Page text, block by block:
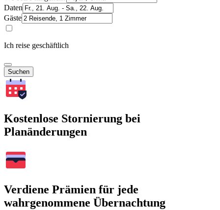
Daten
Gäste
Ich reise geschäftlich
Suchen
Kostenlose Stornierung bei
Planänderungen
Verdiene Prämien für jede
wahrgenommene Übernachtung